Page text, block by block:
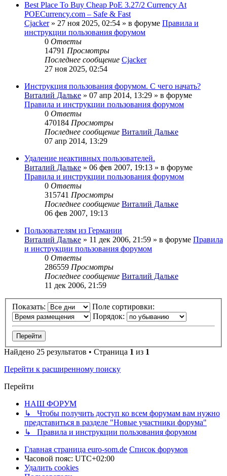
Best Place To Buy Cheap PoE 3.27/2 Currency At
POECurrency.com – Safe & Fast
Cjacker» 27 ноя 2025, 02:54 » в форуме Правила и
инструкции пользования форумом
0 Ответы
14791 Просмотры
Последнее сообщение Cjacker
27 ноя 2025, 02:54
Инструкция пользования форумом. С чего начать?
Виталий Дальке » 07 апр 2014, 13:29 » в форуме
Правила и инструкции пользования форумом
0 Ответы
470184 Просмотры
Последнее сообщение Виталий Дальке
07 апр 2014, 13:29
Удаление неактивных пользователей.
Виталий Дальке » 06 фев 2007, 19:13 » в форуме
Правила и инструкции пользования форумом
0 Ответы
315741 Просмотры
Последнее сообщение Виталий Дальке
06 фев 2007, 19:13
Пользователям из Германии
Виталий Дальке » 11 дек 2006, 21:59 » в форуме Правила
и инструкции пользования форумом
0 Ответы
286559 Просмотры
Последнее сообщение Виталий Дальке
11 дек 2006, 21:59
Показать:
Поле сортировки:
Порядок:
Найдено 25 результатов • Страница 1 из 1
Перейти к расширенному поиску
Перейти
НАШ ФОРУМ
↳ Чтобы получить доступ ко всем форумам вам нужно
представиться в разделе "Новые участники форума"
↳ Правила и инструкции пользования форумом
Главная страница euro-som.de Список форумов
Часовой пояс: UTC+02:00
Удалить cookies